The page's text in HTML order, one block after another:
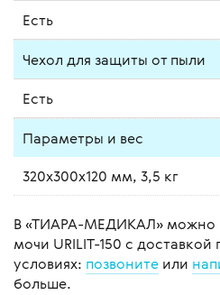
Есть
Чехол для защиты от пыли
Есть
Параметры и вес
320x300x120 мм, 3,5 кг
В «ТИАРА-МЕДИКАЛ» можно
мочи URILIT-150 с
условиях: позвоните или
больше.